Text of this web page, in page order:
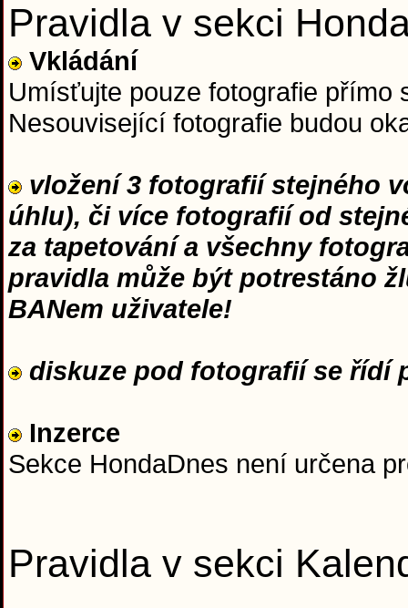
Pravidla v sekci
Vkládání
Umísťujte pouze fotografie přímo
Nesouvisející fotografie budou
vložení 3 fotografií stejného
úhlu), či více fotografií od
za tapetování a všechny
pravidla může být potrestáno
BANem uživatele!
diskuze pod fotografií se řídí
Inzerce
Sekce HondaDnes není určena
Pravidla v sekci